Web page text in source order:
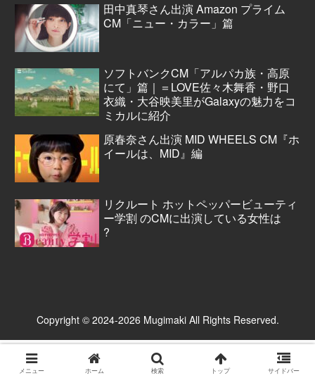
田中真琴さん出演 Amazon プライム
CM「ニュー・カラー」篇
ソフトバンクCM「アルパカ族・高原
にて」篇｜＝LOVE佐々木舞香・野口
衣織・大谷映美里がGalaxyの魅力をコ
ミカルに紹介
原春奈さん出演 MID WHEELS CM『ホ
イールは、MID』編
リクルート ホットペッパービューティ
ー学割 のCMに出演している女性は
?
Copyright © 2024-2026 Mugimaki All Rights Reserved.
メニュー ホーム 検索 トップ サイドバー